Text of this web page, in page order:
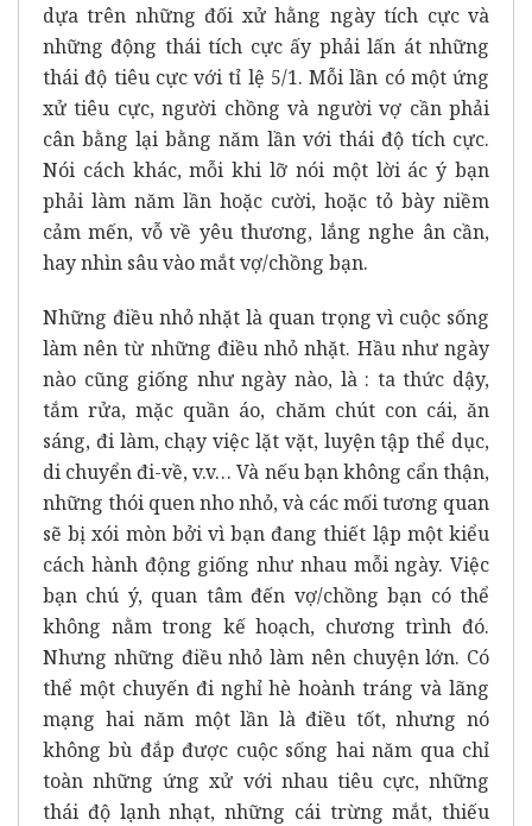
dựa trên những đối xử hằng ngày tích cực và
những động thái tích cực ấy phải lấn át những
thái độ tiêu cực với tỉ lệ 5/1. Mỗi lần có một ứng
xử tiêu cực, người chồng và người vợ cần phải
cân bằng lại bằng năm lần với thái độ tích cực.
Nói cách khác, mỗi khi lỡ nói một lời ác ý bạn
phải làm năm lần hoặc cười, hoặc tỏ bày niềm
cảm mến, vỗ về yêu thương, lắng nghe ân cần,
hay nhìn sâu vào mắt vợ/chồng bạn.
Những điều nhỏ nhặt là quan trọng vì cuộc sống
làm nên từ những điều nhỏ nhặt. Hầu như ngày
nào cũng giống như ngày nào, là : ta thức dậy,
tắm rửa, mặc quần áo, chăm chút con cái, ăn
sáng, đi làm, chạy việc lặt vặt, luyện tập thể dục,
di chuyển đi-về, v.v… Và nếu bạn không cẩn thận,
những thói quen nho nhỏ, và các mối tương quan
sẽ bị xói mòn bởi vì bạn đang thiết lập một kiểu
cách hành động giống như nhau mỗi ngày. Việc
bạn chú ý, quan tâm đến vợ/chồng bạn có thể
không nằm trong kế hoạch, chương trình đó.
Nhưng những điều nhỏ làm nên chuyện lớn. Có
thể một chuyến đi nghỉ hè hoành tráng và lãng
mạng hai năm một lần là điều tốt, nhưng nó
không bù đắp được cuộc sống hai năm qua chỉ
toàn những ứng xử với nhau tiêu cực, những
thái độ lạnh nhạt, những cái trừng mắt, thiếu